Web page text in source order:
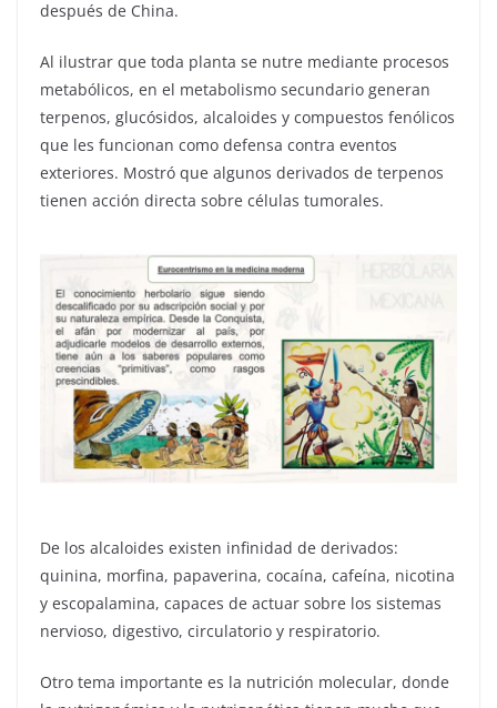
después de China.
Al ilustrar que toda planta se nutre mediante procesos
metabólicos, en el metabolismo secundario generan
terpenos, glucósidos, alcaloides y compuestos fenólicos
que les funcionan como defensa contra eventos
exteriores. Mostró que algunos derivados de terpenos
tienen acción directa sobre células tumorales.
De los alcaloides existen infinidad de derivados:
quinina, morfina, papaverina, cocaína, cafeína, nicotina
y escopalamina, capaces de actuar sobre los sistemas
nervioso, digestivo, circulatorio y respiratorio.
Otro tema importante es la nutrición molecular, donde